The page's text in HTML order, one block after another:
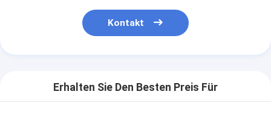
Kontakt
Erhalten Sie Den Besten Preis Für